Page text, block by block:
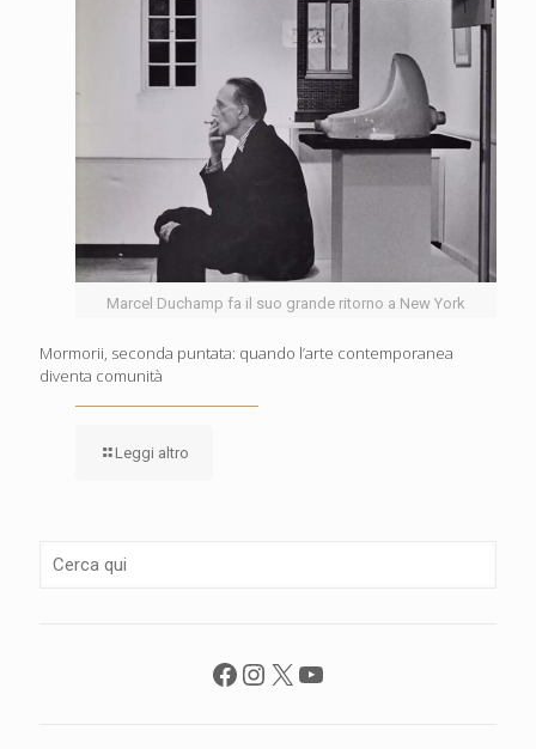
Marcel Duchamp fa il suo grande ritorno a New York
Mormorii, seconda puntata: quando l’arte contemporanea
diventa comunità
Leggi altro
Facebook
Instagram
X YouTube